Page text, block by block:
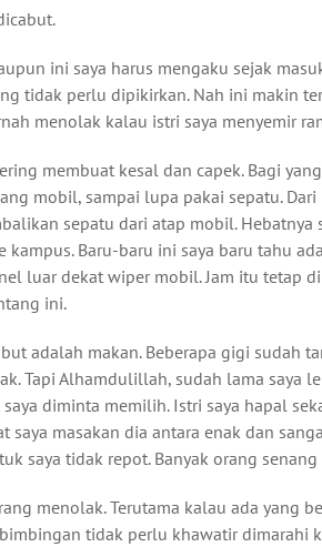
ini saya harus mengaku sejak
tidak perlu dipikirkan. Nah ini makin
menolak kalau istri saya menyemir
membuat kesal dan capek. Bagi
mobil, sampai lupa pakai sepatu.
sepatu dari atap mobil.
Baru-baru ini saya baru tahu
luar dekat wiper mobil. Jam itu tetap
ini.
adalah makan. Beberapa gigi sudah
Tapi Alhamdulillah, sudah lama saya
diminta memilih. Istri saya hapal
saya masakan dia antara enak dan
saya tidak repot. Banyak orang
menolak. Terutama kalau ada yang
tidak perlu khawatir dimarahi